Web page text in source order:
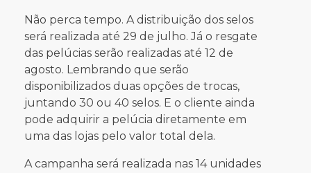
Não perca tempo. A distribuição dos selos
será realizada até 29 de julho. Já o resgate
das pelúcias serão realizadas até 12 de
agosto. Lembrando que serão
disponibilizados duas opções de trocas,
juntando 30 ou 40 selos. E o cliente ainda
pode adquirir a pelúcia diretamente em
uma das lojas pelo valor total dela.
A campanha será realizada nas 14 unidades